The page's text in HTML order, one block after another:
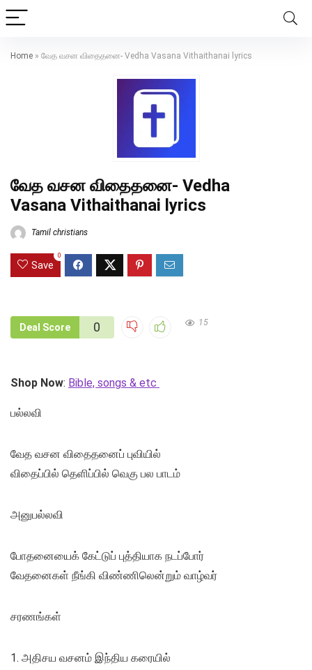
Home » வேத வசன விதைதனை- Vedha Vasana Vithaithanai lyrics
வேத வசன விதைதனை- Vedha
Vasana Vithaithanai lyrics
Tamil christians
Save
0
Deal Score 0 15
Shop Now: Bible, songs & etc
பல்லவி
வேத வசன விதைதனைப் புவியில்
விதைப்பில் தெளிப்பில் வெகு பல பாடம்
அனுபல்லவி
போதனையைக் கேட்டுப் புத்தியாக நடப்போர்
வேதனைகள் நீங்கி விண்ணிலென்றும் வாழ்வர்
சரணங்கள்
1. அதிசய வசனம் இந்திய கரையில்